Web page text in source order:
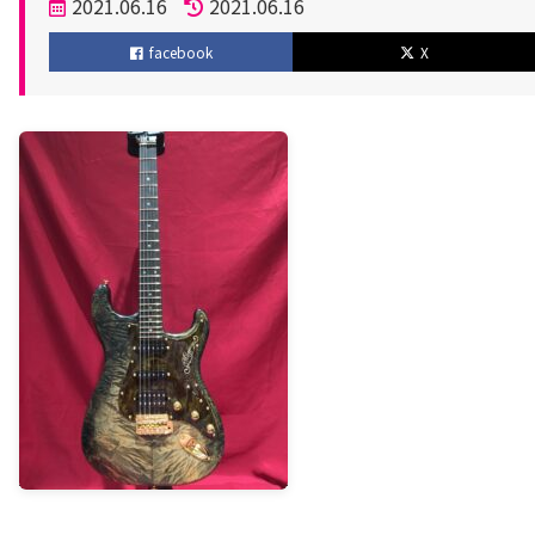
投
稿
日
2021.06.16
更
新
2021.06.16
facebook X